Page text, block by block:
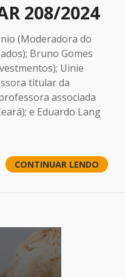
208/2024
(Moderadora do
Bruno Gomes
Uinie
titular da
associada
e Eduardo Lang
CONTINUAR LENDO